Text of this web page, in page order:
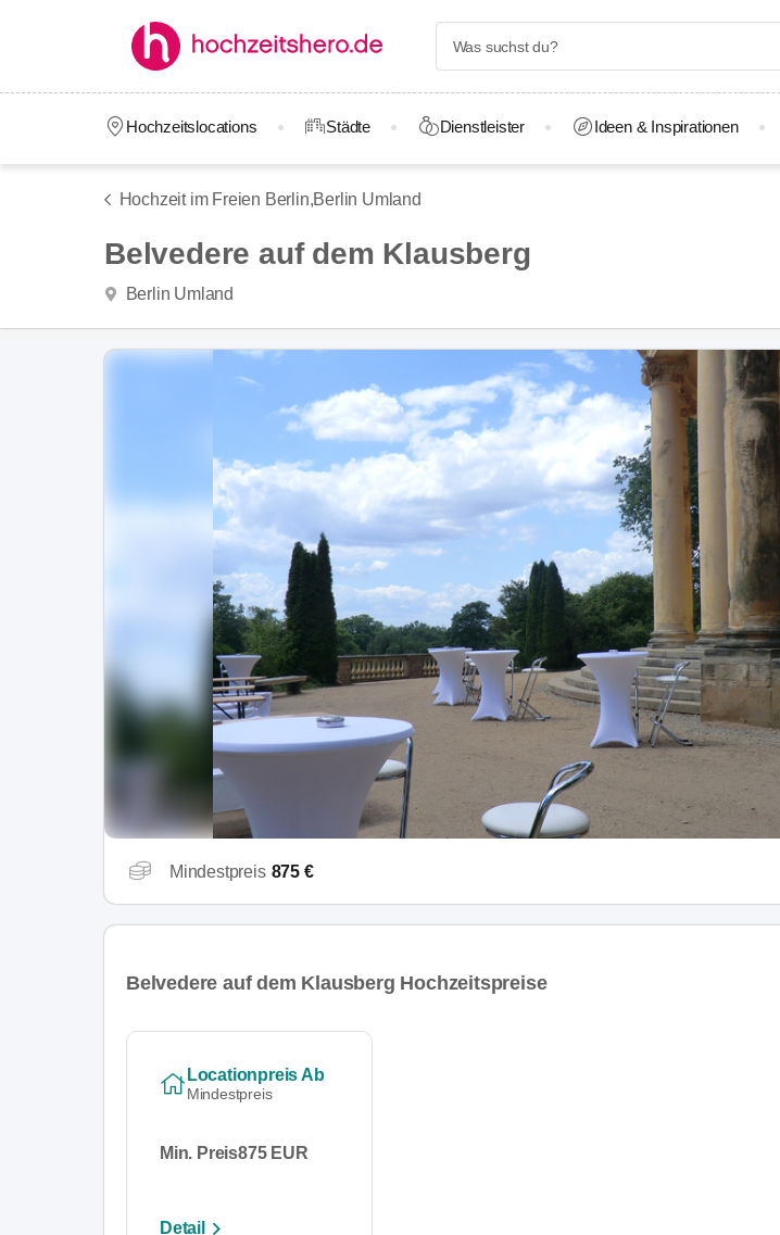
Hochzeitslocations Städte Dienstleister Ideen & Inspirationen
Hochzeit im Freien Berlin,Berlin Umland
Belvedere auf dem Klausberg
Berlin Umland
Mindestpreis 875 €
Belvedere auf dem Klausberg Hochzeitspreise
Locationpreis Ab
Mindestpreis
Min. Preis875 EUR
Detail